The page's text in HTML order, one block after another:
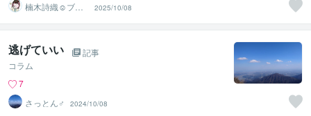
楠木詩織☺︎ブロ
グ❇︎生活科・家
庭研究部
2025/10/08
逃げていい
記事
コラム
7
さっとん♂
2024/10/08